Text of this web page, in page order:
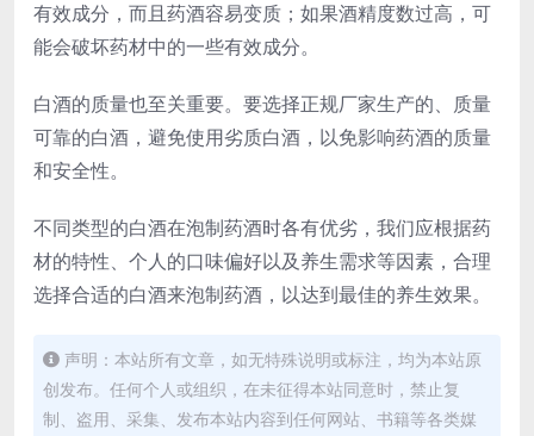
有效成分，而且药酒容易变质；如果酒精度数过高，可
能会破坏药材中的一些有效成分。
白酒的质量也至关重要。要选择正规厂家生产的、质量
可靠的白酒，避免使用劣质白酒，以免影响药酒的质量
和安全性。
不同类型的白酒在泡制药酒时各有优劣，我们应根据药
材的特性、个人的口味偏好以及养生需求等因素，合理
选择合适的白酒来泡制药酒，以达到最佳的养生效果。
声明：本站所有文章，如无特殊说明或标注，均为本站原
创发布。任何个人或组织，在未征得本站同意时，禁止复
制、盗用、采集、发布本站内容到任何网站、书籍等各类媒